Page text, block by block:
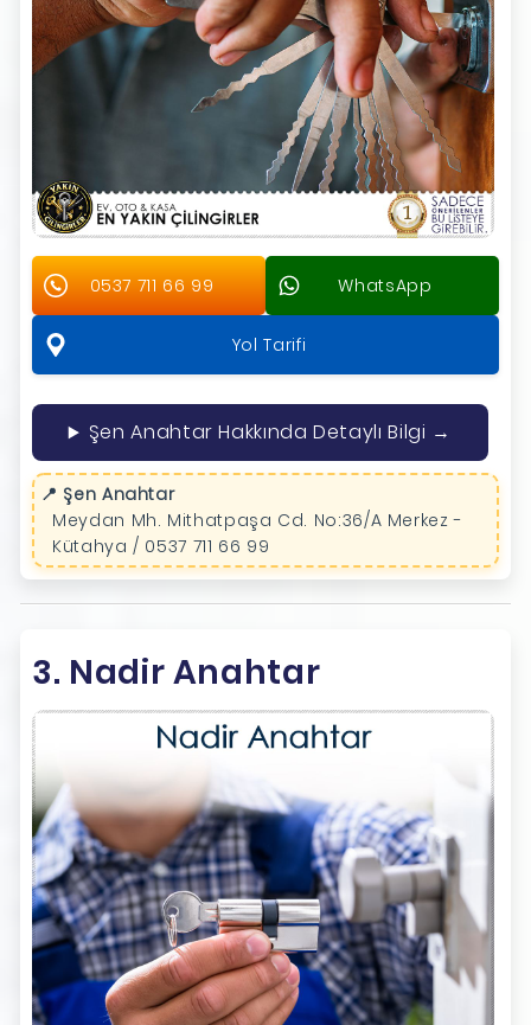
0537 711 66 99 WhatsApp
Yol Tarifi
Şen Anahtar Hakkında Detaylı Bilgi →
📍 Şen Anahtar
Meydan Mh. Mithatpaşa Cd. No:36/A Merkez -
Kütahya / 0537 711 66 99
3. Nadir Anahtar